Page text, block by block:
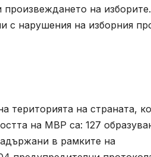
на изборите.
с нарушения на изборния
територията на страната,
на МВР са: 127
в рамките на